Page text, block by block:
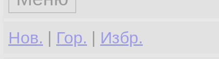
Нов. | Гор. | Избр.